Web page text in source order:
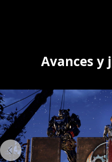
Avances y